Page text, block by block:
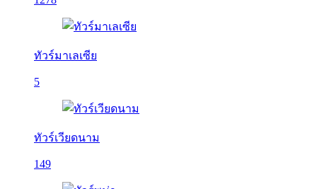
ทัวร์มาเลเซีย
5
ทัวร์เวียดนาม
149